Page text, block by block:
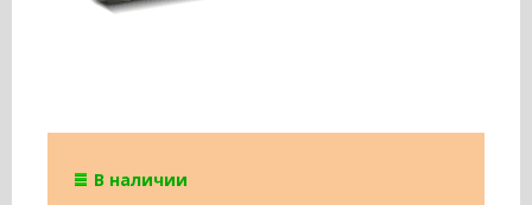
В наличии